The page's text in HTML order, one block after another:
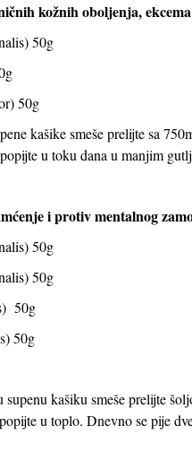
kožnih oboljenja,
50g
50g
kašike smeše prelijte sa
u toku dana u manjim
i protiv mentalnog
50g
50g
50g
50g
supenu kašiku smeše prelijte
u toplo. Dnevno se pije